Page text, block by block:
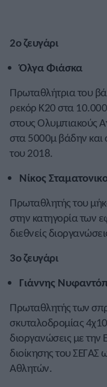
2ο ζευγάρι
Όλγα Φιάσκα
Πρωταθλήτρια του
ρεκόρ Κ20 στα
στους Ολυμπιακούς
στα 5000μ βάδην
του 2018.
Νίκος
Πρωταθλητής του
στην κατηγορία των
διεθνείς
3ο ζευγάρι
Γιάννης
Πρωταθλητής των
σκυταλοδρομίας
διοργανώσεις με την
διοίκησης του
Αθλητών.